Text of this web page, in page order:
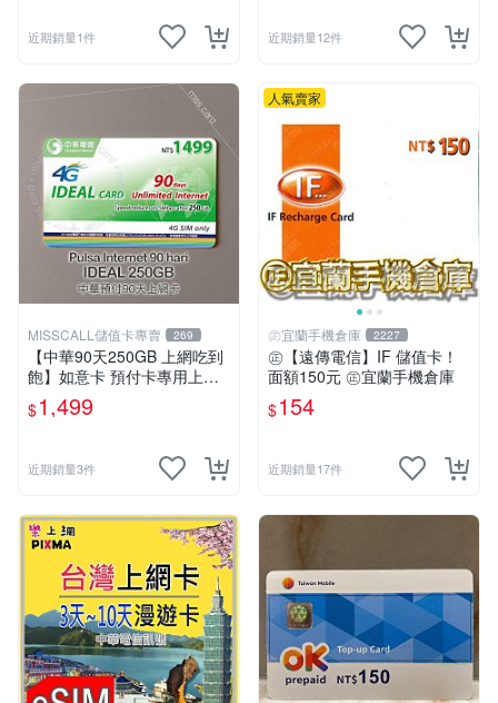
近期銷量1件 近期銷量12件
MISSCALL儲值卡專賣 269
【中華90天250GB 上網吃到
飽】如意卡 預付卡專用上網
補充卡/儲值卡IDEAL1499⚡M
issCall儲值卡專賣
$1,499
近期銷量3件
人氣賣家
㊣宜蘭手機倉庫 2227
㊣【遠傳電信】IF 儲值卡！
面額150元 ㊣宜蘭手機倉庫
$154
近期銷量17件